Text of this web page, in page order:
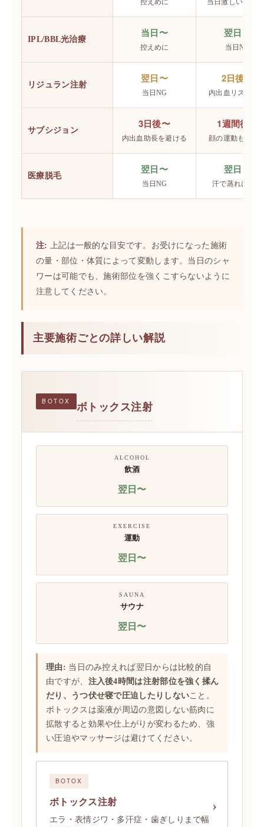
控えめに 当日激しい運動
IPL/BBL光治療
当日〜
控えめに
翌日〜
当日NG
リジュラン注射
翌日〜
当日NG
2日後〜
内出血リスク考
サブシジョン
3日後〜
内出血助長を避ける
1週間後〜
顔の運動も控え
医療脱毛
翌日〜
当日NG
翌日〜
汗で蒸れに注意
注:
上記は一般的な目安です。お受けになった施術
の量・部位・体質によって変動します。当日のシャ
ワーは可能でも、施術部位を強くこすらないように
注意してください。
主要施術ごとの詳しい解説
BOTOX ボトックス注射
ALCOHOL
飲酒
翌日〜
EXERCISE
運動
翌日〜
SAUNA
サウナ
翌日〜
理由: 当日のみ控えれば翌日からは比較的自
由ですが、 注入後4時間は注射部位を強く揉ん
だり、うつ伏せ寝で圧迫したりしないこと。
ボトックスは薬液が周辺の意図しない筋肉に
拡散すると効果や仕上がりが変わるため、強
い圧迫やマッサージは避けてください。
BOTOX
ボトックス注射
エラ・表情ジワ・多汗症・歯ぎしりまで幅